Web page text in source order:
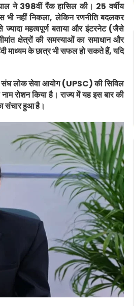
ने 398वीं रैंक हासिल की। 25 वर्षीय
भी नहीं निकला, लेकिन रणनीति बदलकर
ज्यादा महत्वपूर्ण बताया और इंटरनेट (जैसे
क्षेत्रों की समस्याओं का समाधान और
माध्यम के छात्र भी सफल हो सकते हैं, यदि
ने संघ लोक सेवा आयोग (UPSC) की सिविल
रोशन किया है। राज्य में यह इस बार की
संचार हुआ है।